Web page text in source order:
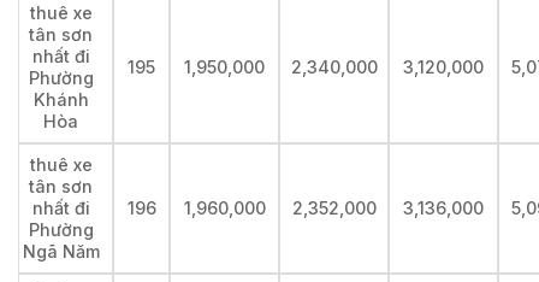
thuê xe
tân sơn
nhất đi
Phường
Khánh
Hòa
195 1,950,000 2,340,000 3,120,000
thuê xe
tân sơn
nhất đi
Phường
Ngã Năm
196 1,960,000 2,352,000 3,136,000